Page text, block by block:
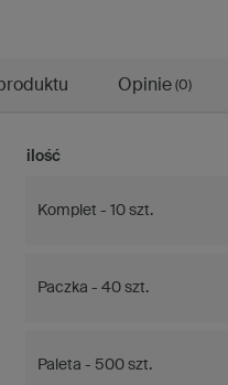
Opinie (0)
ilość
Komplet - 10 szt.
Paczka - 40 szt.
Paleta - 500 szt.